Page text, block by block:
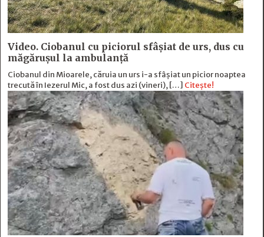
Video. Ciobanul cu piciorul sfâșiat de urs, dus cu
măgărușul la ambulanță
Ciobanul din Mioarele, căruia un urs i-a sfâșiat un picior noaptea
trecută în Iezerul Mic, a fost dus azi (vineri), […] Citește!